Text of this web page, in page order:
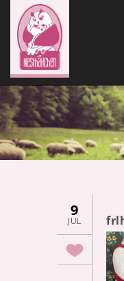
9
JUL